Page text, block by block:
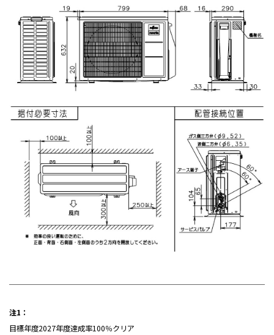
注1 ：
目標年度2027年度達成率100％クリア